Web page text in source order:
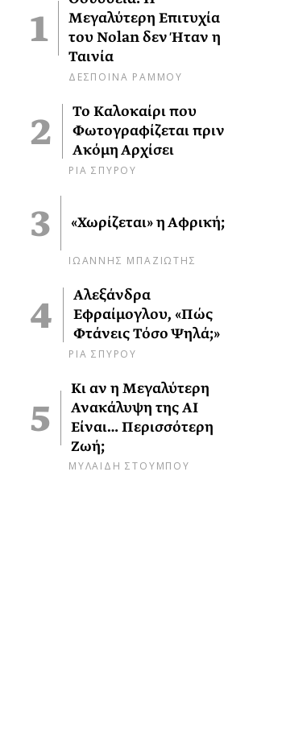
Μεγαλύτερη Επιτυχία
του Nolan δεν Ήταν η
Ταινία
ΔΕΣΠΟΙΝΑ ΡΑΜΜΟΥ
Το Καλοκαίρι που
Φωτογραφίζεται πριν
Ακόμη Αρχίσει
ΡΙΑ ΣΠΥΡΟΥ
«Χωρίζεται» η Αφρική;
ΙΩΑΝΝΗΣ ΜΠΑΖΙΩΤΗΣ
Αλεξάνδρα
Εφραίμογλου, «Πώς
Φτάνεις Τόσο Ψηλά;»
ΡΙΑ ΣΠΥΡΟΥ
Κι αν η Μεγαλύτερη
Ανακάλυψη της AI
Είναι… Περισσότερη
Ζωή;
ΜΥΛΑΙΔΗ ΣΤΟΥΜΠΟΥ